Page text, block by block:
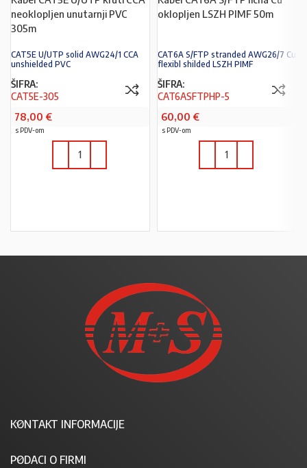
neoklopljen unutarnji PVC
305m
CAT5E U/UTP solid AWG24/1 CCA
unshielded PVC
ŠIFRA:
CAT5E-305
78,00 €
s PDV-om
oklopljen LSZH PIMF 50m
CAT6A S/FTP stranded AWG26/7 Cu
flexibl shilded LSZH PIMF
ŠIFRA:
CAT6ASFTPHP-5
60,00 €
s PDV-om
KONTAKT INFORMACIJE
PODACI O FIRMI